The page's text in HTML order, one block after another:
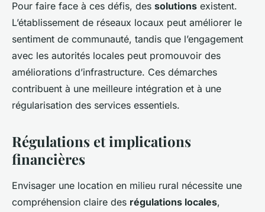
Pour faire face à ces défis, des solutions existent.
L’établissement de réseaux locaux peut améliorer le
sentiment de communauté, tandis que l’engagement
avec les autorités locales peut promouvoir des
améliorations d’infrastructure. Ces démarches
contribuent à une meilleure intégration et à une
régularisation des services essentiels.
Régulations et implications
financières
Envisager une location en milieu rural nécessite une
compréhension claire des régulations locales,